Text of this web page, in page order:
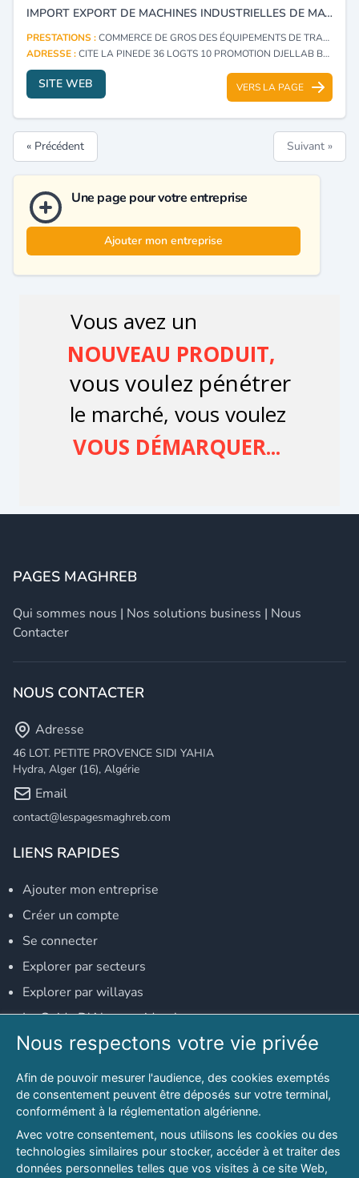
IMPORT EXPORT DE MACHINES INDUSTRIELLES DE MATÉRIEL MÉDICAL DE L' ÉQUIPEMENT DES TRAVAUX PUBLICS ET DE LA MATIÈRE PREMIÈRE POUR L'INDUSTRIE.
PRESTATIONS :COMMERCE DE GROS DES ÉQUIPEMENTS DE TRANSPORTS, DE MANUTENTION ET DE MACHINES UTILISÉES DANS L'INDUSTRIE
ADRESSE :CITE LA PINEDE 36 LOGTS 10 PROMOTION DJELLAB BP 248 SETIF - SETIF
SITE WEB VERS LA PAGE
« Précédent Suivant »
Une page pour votre entreprise
Ajouter mon entreprise
PAGES MAGHREB
Qui sommes nous | Nos solutions business | Nous
Contacter
NOUS CONTACTER
Adresse
46 LOT. PETITE PROVENCE SIDI YAHIA
Hydra, Alger (16), Algérie
Email
contact@lespagesmaghreb.com
LIENS RAPIDES
Ajouter mon entreprise
Créer un compte
Se connecter
Explorer par secteurs
Explorer par willayas
Le Guide D'Alger, guide-alger.com
NOS RÉSEAUX SOCIAUX
Notre page Facebook
Notre page LinkedIn
Notre page Instagram
Nous respectons votre vie privée
Afin de pouvoir mesurer l'audience, des cookies exemptés
de consentement peuvent être déposés sur votre terminal,
conformément à la réglementation algérienne.
Avec votre consentement, nous utilisons les cookies ou des
technologies similaires pour stocker, accéder à et traiter des
données personnelles telles que vos visites à ce site Web,